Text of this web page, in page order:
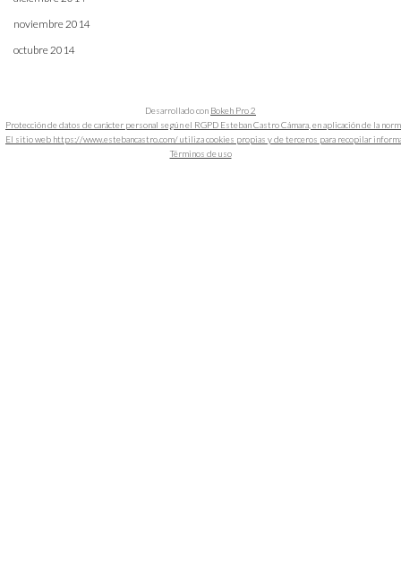
noviembre 2014
octubre 2014
Desarrollado con Bokeh Pro 2
Protección de datos de carácter personal según el RGPD Esteban Castro Cámara, en aplicación de la
El sitio web https://www.estebancastro.com/ utiliza cookies propias y de terceros para recopilar
Términos de uso